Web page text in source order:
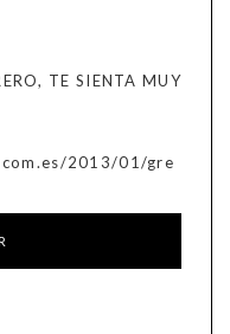
TE SIENTA MUY
2013/01/gre